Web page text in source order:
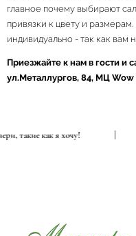
главное почему выбирают
привязки к цвету и
индивидуально - так как вам
Приезжайте к нам в гости и
ул.Металлургов, 84, МЦ Wow
| Двери, такие как я